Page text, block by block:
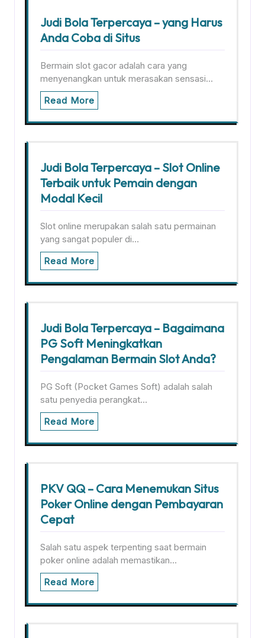
Judi Bola Terpercaya – yang Harus
Anda Coba di Situs
Bermain slot gacor adalah cara yang
menyenangkan untuk merasakan sensasi…
Read More
Judi Bola Terpercaya – Slot Online
Terbaik untuk Pemain dengan
Modal Kecil
Slot online merupakan salah satu permainan
yang sangat populer di…
Read More
Judi Bola Terpercaya – Bagaimana
PG Soft Meningkatkan
Pengalaman Bermain Slot Anda?
PG Soft (Pocket Games Soft) adalah salah
satu penyedia perangkat…
Read More
PKV QQ – Cara Menemukan Situs
Poker Online dengan Pembayaran
Cepat
Salah satu aspek terpenting saat bermain
poker online adalah memastikan…
Read More